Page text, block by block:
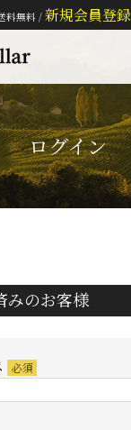
料無料 / 新規会員登録
ログイン
みのお客様